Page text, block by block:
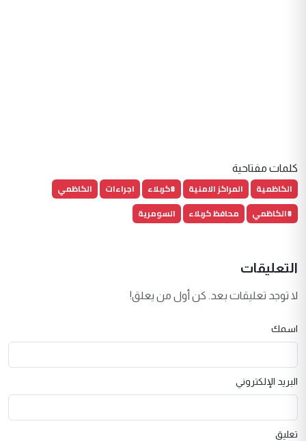
كلمات مفتاحية
الكاظمية المراكز الامنية #كربلاء اجراءات
الكاظمي
#الكاظمي
محافظ كربلاء السومرية
التعليقات
لا توجد تعليقات بعد. كن أول من يعلق!
اسمك
البريد الإلكتروني
تعليق